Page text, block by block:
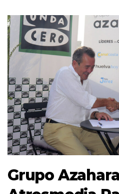
Grupo